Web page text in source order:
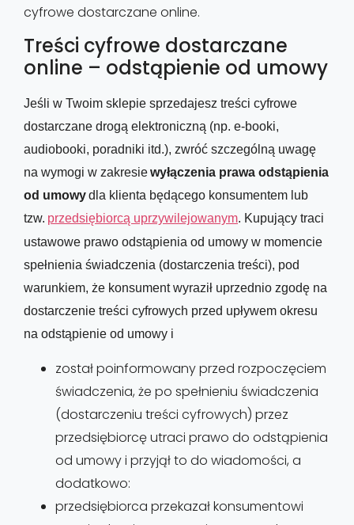
cyfrowe dostarczane online.
Treści cyfrowe dostarczane
online – odstąpienie od umowy
Jeśli w Twoim sklepie sprzedajesz treści cyfrowe
dostarczane drogą elektroniczną (np. e-booki,
audiobooki, poradniki itd.), zwróć szczególną uwagę
na wymogi w zakresie wyłączenia prawa odstąpienia
od umowy dla klienta będącego konsumentem lub
tzw. przedsiębiorcą uprzywilejowanym. Kupujący traci
ustawowe prawo odstąpienia od umowy w momencie
spełnienia świadczenia (dostarczenia treści), pod
warunkiem, że konsument wyraził uprzednio zgodę na
dostarczenie treści cyfrowych przed upływem okresu
na odstąpienie od umowy i
został poinformowany przed rozpoczęciem
świadczenia, że po spełnieniu świadczenia
(dostarczeniu treści cyfrowych) przez
przedsiębiorcę utraci prawo do odstąpienia
od umowy i przyjął to do wiadomości, a
dodatkowo:
przedsiębiorca przekazał konsumentowi